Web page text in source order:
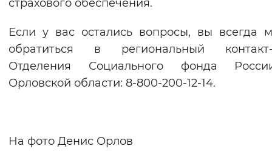
страхового обеспечения.
Если у вас остались вопросы, вы всегда
обратиться в региональный контакт-
Отделения Социального фонда
Орловской области: 8-800-200-12-14.
На фото Денис Орлов